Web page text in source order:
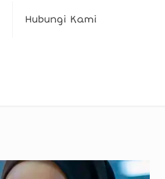
Hubungi Kami